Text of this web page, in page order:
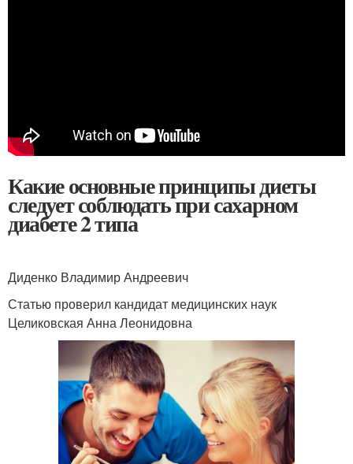
Какие основные принципы диеты
следует соблюдать при сахарном
диабете 2 типа
Диденко Владимир Андреевич
Статью проверил кандидат медицинских наук
Целиковская Анна Леонидовна